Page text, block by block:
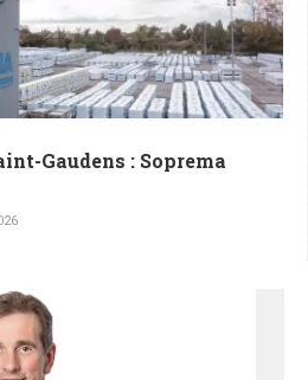
Gaudens : Soprema